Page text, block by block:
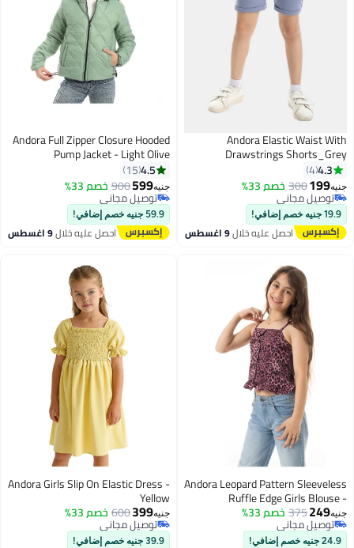
9
Andora Elastic Waist With
Drawstrings Shorts_Grey
4.3
4
جنيه199
300 خصم 33%
توصيل مجاني
توصيل مجاني19.9 جنيه خصم إضافي!
احصل عليه خلال9 اغسطس
6
Andora Full Zipper Closure Hooded
Pump Jacket - Light Olive
4.5
15
جنيه599
900 خصم 33%
توصيل مجاني
توصيل مجاني
59.9 جنيه خصم إضافي!
احصل عليه خلال9 اغسطس
2
Andora Leopard Pattern Sleeveless
Ruffle Edge Girls Blouse -
Burgundy & Black
جنيه249
375 خصم 33%
توصيل مجاني
توصيل مجاني
24.9 جنيه خصم إضافي! 3
Andora Girls Slip On Elastic Dress -
Yellow
جنيه399
600 خصم 33%
توصيل مجاني
توصيل مجاني
39.9 جنيه خصم إضافي!